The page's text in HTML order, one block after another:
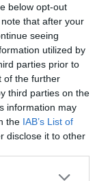
below opt-out
that after your
seeing
utilized by
parties prior to
of the further
third parties on the
information may
the IAB’s List of
disclose it to other